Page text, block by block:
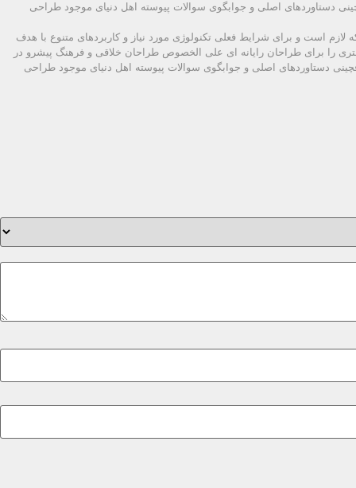
دستاوردهای اصلی و جوابگوی سوالات پیوسته اهل دنیای موجود طراحی
است و برای شرایط فعلی تکنولوژی مورد نیاز و کاربردهای متنوع با هدف
را برای طراحان رایانه ای علی الخصوص طراحان خلاقی و فرهنگ پیشرو در
دستاوردهای اصلی و جوابگوی سوالات پیوسته اهل دنیای موجود طراحی